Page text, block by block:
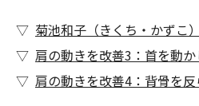
菊池和子（きくち・かずこ
肩の動きを改善3：首を動か
肩の動きを改善4：背骨を